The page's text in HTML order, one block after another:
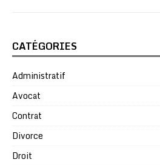
CATÉGORIES
Administratif
Avocat
Contrat
Divorce
Droit